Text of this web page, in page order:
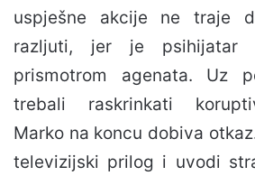
uspješne akcije ne traje
razljuti, jer je psihijatar
prismotrom agenata. Uz
trebali raskrinkati
Marko na koncu dobiva
televizijski prilog i uvodi